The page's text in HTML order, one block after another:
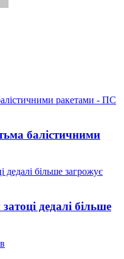
балістичними
дедалі більше